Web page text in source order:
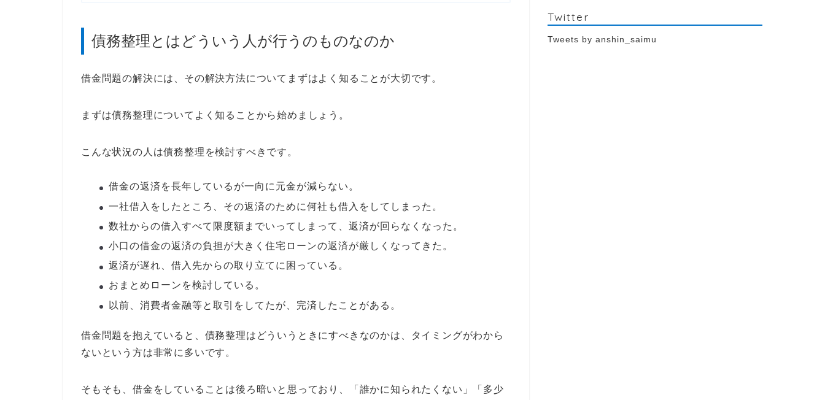
債務整理とはどういう人が行うのものなのか
借金問題の解決には、その解決方法についてまずはよく知ることが大切です。
まずは債務整理についてよく知ることから始めましょう。
こんな状況の人は債務整理を検討すべきです。
借金の返済を長年しているが一向に元金が減らない。
一社借入をしたところ、その返済のために何社も借入をしてしまった。
数社からの借入すべて限度額までいってしまって、返済が回らなくなった。
小口の借金の返済の負担が大きく住宅ローンの返済が厳しくなってきた。
返済が遅れ、借入先からの取り立てに困っている。
おまとめローンを検討している。
以前、消費者金融等と取引をしてたが、完済したことがある。
借金問題を抱えていると、債務整理はどういうときにすべきなのかは、タイミングがわから
ないという方は非常に多いです。
そもそも、借金をしていることは後ろ暗いと思っており、「誰かに知られたくない」「多少
Twitter
Tweets by anshin_saimu